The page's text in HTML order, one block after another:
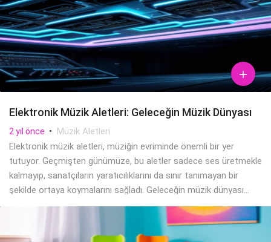

Elektronik Müzik Aletleri: Geleceğin Müzik Dünyası
2 yıl önce • Müzik Aletleri
Elektronik müzik aletleri, müziğin evriminde önemli bir yer
tutuyor. Geçmişten günümüze, bu aletler sadece ses üretmekle
kalmayıp, sanatçıların yaratıcılıklarını da sınır tanımayan bir
şekilde ortaya koymalarını sağladı. Geleceğin müzik dünyası...